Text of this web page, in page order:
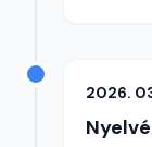
2026.